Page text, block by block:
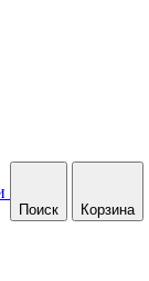
Поиск Корзина